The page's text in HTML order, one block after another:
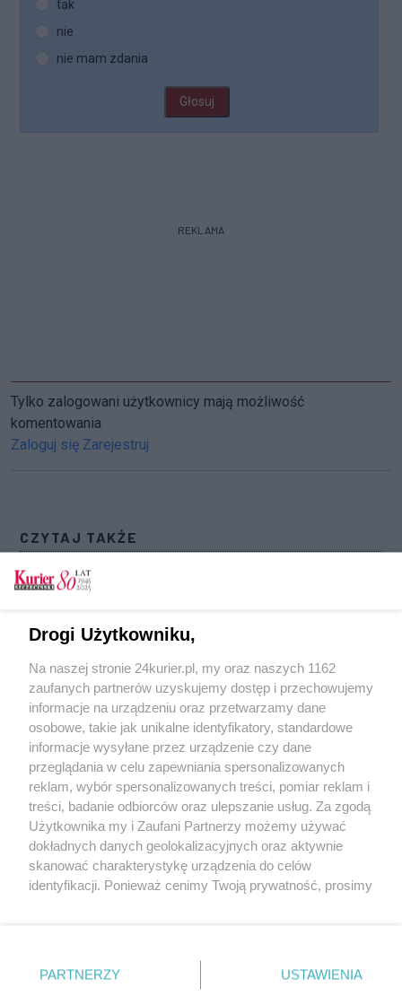
tak
nie
nie mam zdania
Głosuj
REKLAMA
Tylko zalogowani użytkownicy mają możliwość
komentowania
Zaloguj się Zarejestruj
CZYTAJ TAKŻE
Koronawirus. W Świnoujściu przejazd tylko
przez Garz
W obliczu kryzysu szef Wydziału Zarządzania
Kryzysowego woli oglądać piramidy
Liczba zakażonych koronawirusem wzrosła do
150 (akt. 4)
POGODA
22℃
Zobacz prognozę na 3 dni
Copyright © 2022 Kurier Szczeciński sp. z o.o.
Wszelkie prawa zastrzeżone
Drogi Użytkowniku,
Na naszej stronie 24kurier.pl, my oraz naszych 1162
zaufanych partnerów uzyskujemy dostęp i przechowujemy
informacje na urządzeniu oraz przetwarzamy dane
osobowe, takie jak unikalne identyfikatory, standardowe
informacje wysyłane przez urządzenie czy dane
przeglądania w celu zapewniania spersonalizowanych
reklam, wybór spersonalizowanych treści, pomiar reklam i
treści, badanie odbiorców oraz ulepszanie usług. Za zgodą
Użytkownika my i Zaufani Partnerzy możemy używać
dokładnych danych geolokalizacyjnych oraz aktywnie
skanować charakterystykę urządzenia do celów
identyfikacji. Ponieważ cenimy Twoją prywatność, prosimy
prywatności znajdujący się w lewym dolnym rogu strony
. Niektóre rodzaje przetwarzania danych nie wymagają
PARTNERZY USTAWIENIA